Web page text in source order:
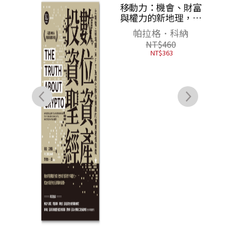
移動力：機會、財富
與權力的新地理，給
全球世代的2050年關
鍵報告
帕拉格．科納
NT$460
NT$363